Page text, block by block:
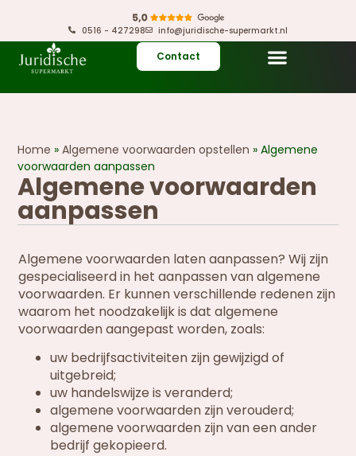
0516 - 427298 info@juridische-supermarkt.nl
Contact
Algemene voorwaarden
aanpassen
Home »Algemene voorwaarden opstellen »Algemene
voorwaarden aanpassen
Algemene voorwaarden laten aanpassen? Wij zijn
gespecialiseerd in het aanpassen van algemene
voorwaarden. Er kunnen verschillende redenen zijn
waarom het noodzakelijk is dat algemene
voorwaarden aangepast worden, zoals:
uw bedrijfsactiviteiten zijn gewijzigd of
uitgebreid;
uw handelswijze is veranderd;
algemene voorwaarden zijn verouderd;
algemene voorwaarden zijn van een ander
bedrijf gekopieerd.